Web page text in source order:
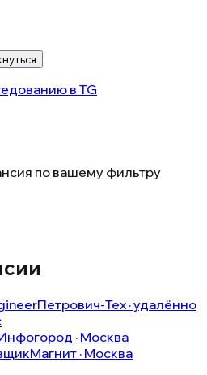
в TG
по вашему фильтру
Петрович-Тех · удалённо
· Москва
Магнит · Москва